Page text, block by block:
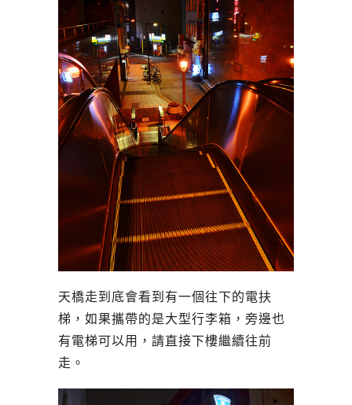
天橋走到底會看到有一個往下的電扶
梯，如果攜帶的是大型行李箱，旁邊也
有電梯可以用，請直接下樓繼續往前
走。